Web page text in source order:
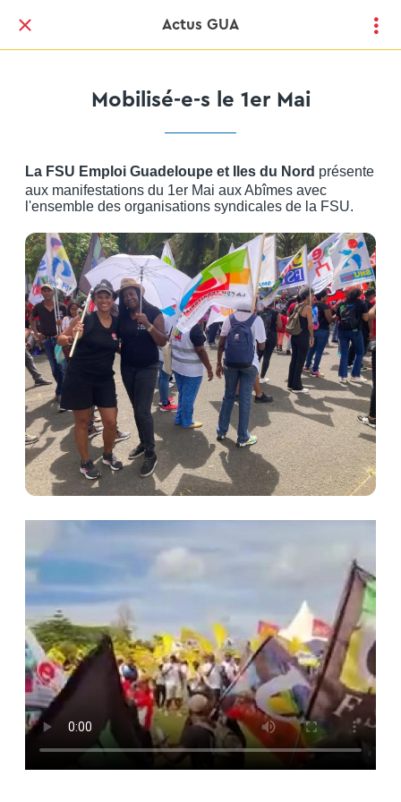
Actus GUA
Mobilisé-e-s le 1er Mai
La FSU Emploi Guadeloupe et Iles du Nord présente
aux manifestations du 1er Mai aux Abîmes avec
l'ensemble des organisations syndicales de la FSU.